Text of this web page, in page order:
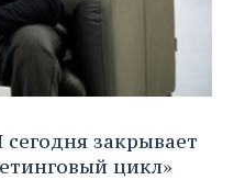
закрывает
цикл»